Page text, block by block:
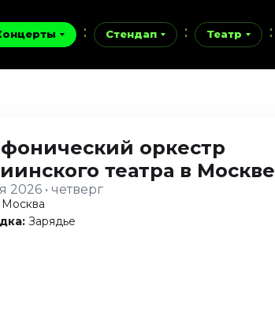
Стендап Театр
оркестр
театра в Москве
2026 • четверг
Москва
Зарядье